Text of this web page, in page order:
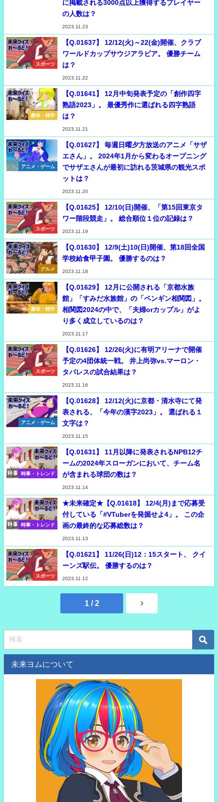
に掲載される3000点以上獲得するプレイヤー
の人数は？
2023.11.23
スポーツ
【Q.01637】 12/12(火)～22(金)開催、クラブ
ワールドカップサウジアラビア。 優勝チーム
は？
2023.11.22
趣味・雑学
【Q.01641】 12月中旬発表予定の「創作四字
熟語2023」。 最優秀作に選ばれる四字熟語
は？
2023.11.21
アニメ・ゲーム
【Q.01627】 毎週日曜夕方放送のアニメ「サザ
エさん」。 2024年1月から変わるオープニング
でサザエさんが最初に訪れる茨城県の観光スポ
ットは？
2023.11.20
スポーツ
【Q.01625】 12/10(日)開催、「第15回東京タ
ワー階段競走」。 総合順位１位の記録は？
2023.11.19
グルメ
【Q.01630】 12/9(土)10(日)開催、第18回全国
学校給食甲子園。 優勝するのは？
2023.11.18
趣味・雑学
【Q.01629】 12月に公開される「京都水族
館」「すみだ水族館」の「ペンギン相関図」。
相関図2024の中で、「夫婦orカップル」がよ
り多く成立しているのは？
2023.11.17
スポーツ
【Q.01626】 12/26(火)に有明アリーナで開催
予定の4団体統一戦。 井上尚弥vs.マーロン・
タパレスの試合結果は？
2023.11.16
アニメ・ゲーム
【Q.01628】 12/12(火)に京都・清水寺にて発
表される、「今年の漢字2023」。 選ばれる１
文字は？
2023.11.15
時事・トレンド
【Q.01631】 11月以降に発表されるNPB12チ
ームの2024年スローガンにおいて、チーム名
が含まれる球団の数は？
2023.11.14
時事・トレンド
★未来確定★【Q.01618】 12/4(月)まで応募受
付している「#VTuberを発掘せよ4」。 この企
画の最終的な応募総数は？
2023.11.13
スポーツ
【Q.01621】 11/26(日)12：15スタート、 クイ
ーンズ駅伝。 優勝するのは？
2023.11.12
1 / 2
未来ヨムについて